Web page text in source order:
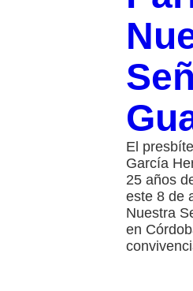
El
García
25 años
este 8 de
Nuestra
en